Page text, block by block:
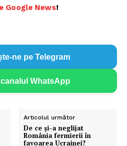
Google News!
ne pe Telegram
canalul WhatsApp
Articolul următor
De ce și-a neglijat
România fermierii în
favoarea Ucrainei?